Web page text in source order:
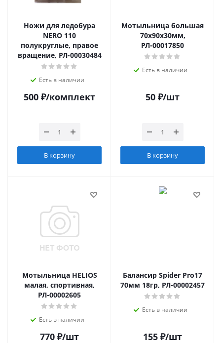
Ножи для ледобура
NERO 110
полукруглые, правое
вращение, РЛ-00030484
Есть в наличии
500 ₽/комплект
В корзину
Мотыльница большая
70х90х30мм,
РЛ-00017850
Есть в наличии
50 ₽/шт
В корзину
Мотыльница HELIOS
малая, спортивная,
РЛ-00002605
Есть в наличии
770 ₽/шт
Балансир Spider Pro17
70мм 18гр, РЛ-00002457
Есть в наличии
155 ₽/шт